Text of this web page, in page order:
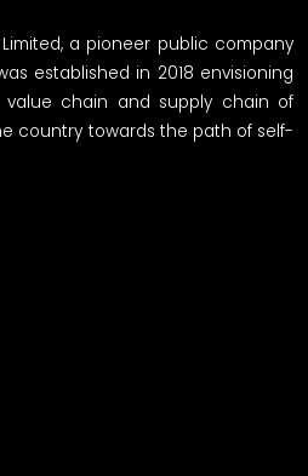
a pioneer public company
established in 2018 envisioning
chain and supply chain of
country towards the path of self-